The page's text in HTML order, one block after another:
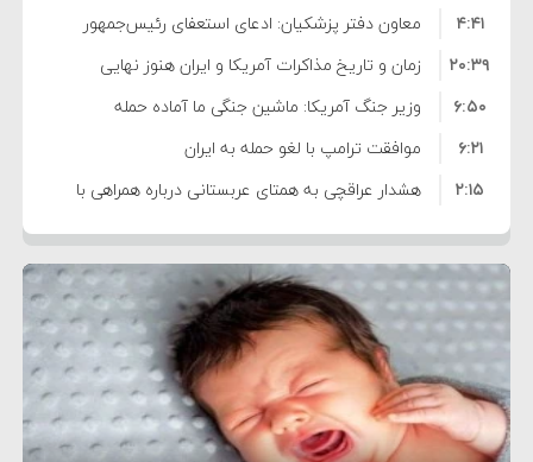
معاون دفتر پزشکیان: ادعای استعفای رئیس‌جمهور
واهی و کذب محض است
۴:۴۱
زمان و تاریخ مذاکرات آمریکا و ایران هنوز نهایی
نشده است
۲۰:۳۹
وزیر جنگ آمریکا: ماشین جنگی ما آماده حمله
نظامی علیه ایران است
۶:۵۰
موافقت ترامپ با لغو حمله به ایران
۶:۲۱
هشدار عراقچی به همتای عربستانی درباره همراهی با
آمریکا
۲:۱۵
مقام ارشد امنیتی: برنامه گسترده‌ای برای پاسخ به
دیوانگی آمریکا داریم
۷:۱۰
ترامپ دستور حملات جدید علیه ایران را صادر کرد
۵:۴۵
سپاه: دو نفتکش متخلف مورد اصابت قرار گرفته و
متوقف شدند
۱۲:۵۹
ترامپ مدعی توافق تاریخی برای خلع سلاح کامل
حماس شد
۸:۵۷
اعتراض عراقچی به همتای بلغارستانی به دلیل کمک
به آمریکا در حملات به ایران
۱۶:۱۹
کشورهایی که به متجاوزان کمک می کنند پاسخ
۱۰:۱۵